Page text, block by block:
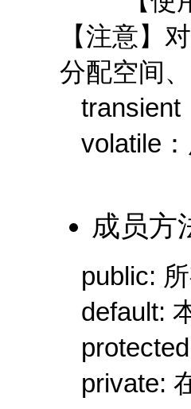
【注意】
分配空间、
transient
volatile
成员方
public:
default:
private: